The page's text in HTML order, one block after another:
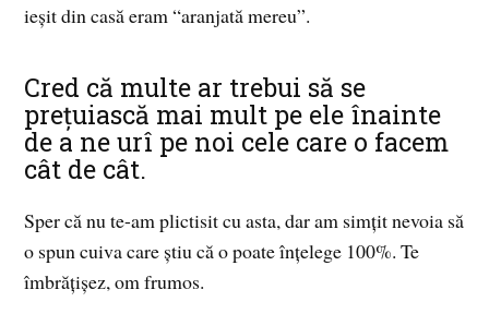
ieșit din casă eram “aranjată mereu”.
Cred că multe ar trebui să se
prețuiască mai mult pe ele înainte
de a ne urî pe noi cele care o facem
cât de cât.
Sper că nu te-am plictisit cu asta, dar am simțit nevoia să
o spun cuiva care știu că o poate înțelege 100%. Te
îmbrățișez, om frumos.